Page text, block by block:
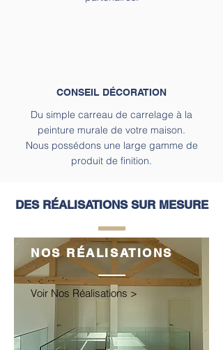
CONSEIL DÉCORATION
Du simple carreau de carrelage à la
peinture murale de votre maison.
Nous possédons une large gamme de
produit de finition.
DES RÉALISATIONS SUR MESURE
NOSRÉALISATIONS
Voir Nos Réalisations >